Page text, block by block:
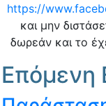
https://
και μην
δωρεάν και το
Επόμενη